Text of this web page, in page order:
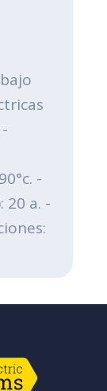
-
20 a. -